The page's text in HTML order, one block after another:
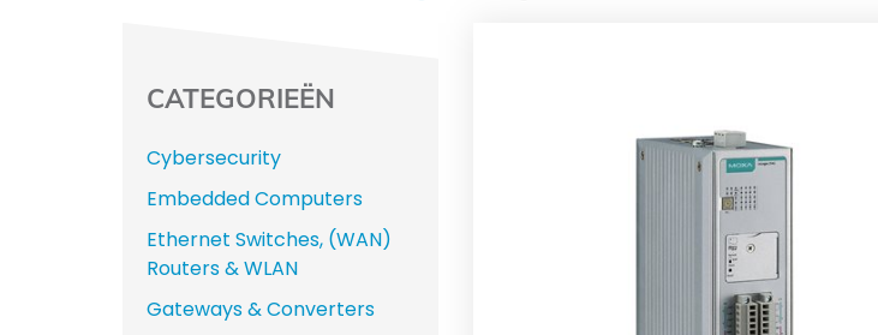
CATEGORIEËN
Cybersecurity
Embedded Computers
Ethernet Switches, (WAN)
Routers & WLAN
Gateways & Converters